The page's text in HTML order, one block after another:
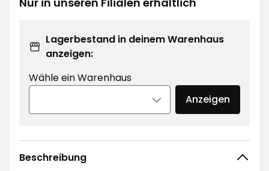
Regulärer
Preis
pro
Paket
0
Lagerbestand in deinem Warenhaus
anzeigen:
Wähle ein Warenhaus
Anzeigen
Beschreibung